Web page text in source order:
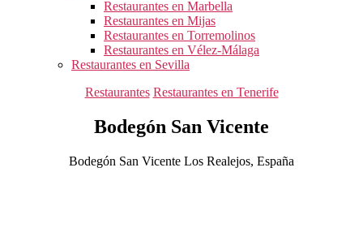
submenú
Restaurantes en Marbella
Restaurantes en Mijas
Restaurantes en Torremolinos
Restaurantes en Vélez-Málaga
Restaurantes en Sevilla
Categorías
Restaurantes Restaurantes en Tenerife
Bodegón San Vicente
Bodegón San Vicente Los Realejos, España